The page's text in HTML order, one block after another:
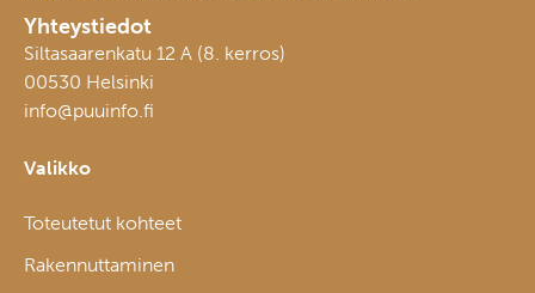
Yhteystiedot
Siltasaarenkatu 12 A (8. kerros)
00530 Helsinki
info@puuinfo.fi
Valikko
Toteutetut kohteet
Rakennuttaminen